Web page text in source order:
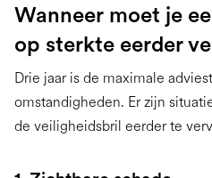
Wanneer moet je
op sterkte eerder
Drie jaar is de maximale
omstandigheden. Er zijn
de veiligheidsbril eerder te